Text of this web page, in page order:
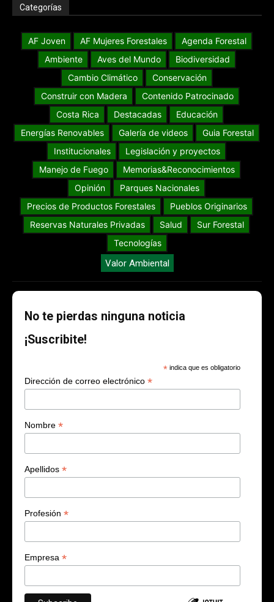
Categorías
AF Joven AF Mujeres Forestales
Agenda Forestal
Ambiente
Aves del Mundo
Biodiversidad
Cambio Climático
Conservación
Construir con Madera
Contenido Patrocinado
Costa Rica
Destacadas
Educación
Energías Renovables
Galería de videos
Guia Forestal
Institucionales
Legislación y proyectos
Manejo de Fuego
Memorias&Reconocimientos
Opinión
Parques Nacionales
Precios de Productos Forestales
Pueblos Originarios
Reservas Naturales Privadas
Salud
Sur Forestal
Tecnologías
Valor Ambiental
No te pierdas ninguna noticia
¡Suscribite!
* indica que es obligatorio
Dirección de correo electrónico *
Nombre *
Apellidos *
Profesión *
Empresa *